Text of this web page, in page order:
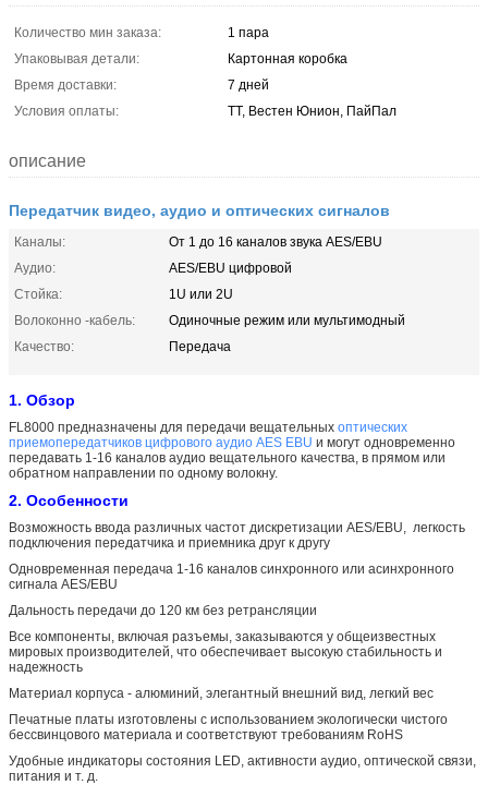
Количество мин заказа:
1 пара
Упаковывая детали:
Картонная коробка
Время доставки:
7 дней
Условия оплаты:
ТТ, Вестен Юнион, ПайПал
описание
Передатчик видео, аудио и оптических сигналов
Каналы:
От 1 до 16 каналов звука AES/EBU
Аудио:
AES/EBU цифровой
Стойка:
1U или 2U
Волоконно -кабель:
Одиночные режим или мультимодный
Качество:
Передача
1. Обзор
FL8000 предназначены для передачи вещательных оптических
приемопередатчиков цифрового аудио AES EBU и могут одновременно
передавать 1-16 каналов аудио вещательного качества, в прямом или
обратном направлении по одному волокну.
2. Особенности
Возможность ввода различных частот дискретизации AES/EBU, легкость
подключения передатчика и приемника друг к другу
Одновременная передача 1-16 каналов синхронного или асинхронного
сигнала AES/EBU
Дальность передачи до 120 км без ретрансляции
Все компоненты, включая разъемы, заказываются у общеизвестных
мировых производителей, что обеспечивает высокую стабильность и
надежность
Материал корпуса - алюминий, элегантный внешний вид, легкий вес
Печатные платы изготовлены с использованием экологически чистого
бессвинцового материала и соответствуют требованиям RoHS
Удобные индикаторы состояния LED, активности аудио, оптической связи,
питания и т. д.